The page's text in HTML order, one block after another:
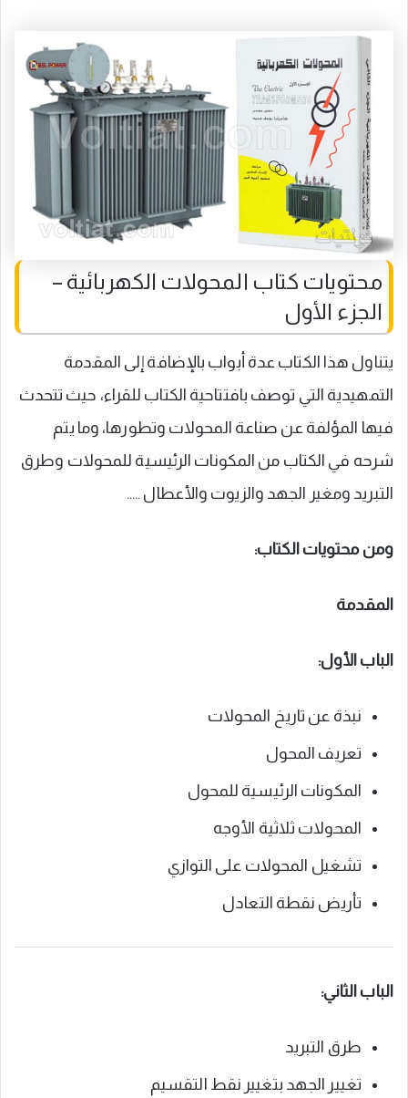
محتويات كتاب المحولات الكهربائية –
الجزء الأول
يتناول هذا الكتاب عدة أبواب بالإضافة إلى المقدمة
التمهيدية التي توصف بافتتاحية الكتاب للقراء، حيث تتحدث
فيها المؤلفة عن صناعة المحولات وتطورها، وما يتم
شرحه في الكتاب من المكونات الرئيسية للمحولات وطرق
التبريد ومغير الجهد والزيوت والأعطال …..
ومن محتويات الكتاب:
المقدمة
الباب الأول:
نبذة عن تاريخ المحولات
تعريف المحول
المكونات الرئيسية للمحول
المحولات ثلاثية الأوجه
تشغيل المحولات على التوازي
تأريض نقطة التعادل
الباب الثاني:
طرق التبريد
تغيير الجهد بتغيير نقط التقسيم